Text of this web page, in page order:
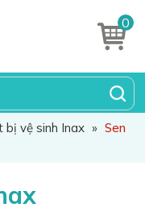
0
bị vệ sinh Inax » Sen